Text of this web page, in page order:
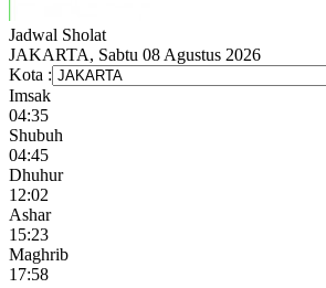
Jadwal Sholat
JAKARTA, Sabtu 08 Agustus 2026
Kota :
Imsak
04:35
Shubuh
04:45
Dhuhur
12:02
Ashar
15:23
Maghrib
17:58